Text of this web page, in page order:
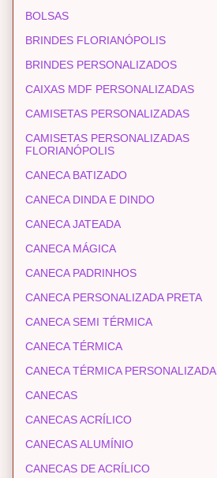
BOLSAS
BRINDES FLORIANÓPOLIS
BRINDES PERSONALIZADOS
CAIXAS MDF PERSONALIZADAS
CAMISETAS PERSONALIZADAS
CAMISETAS PERSONALIZADAS
FLORIANÓPOLIS
CANECA BATIZADO
CANECA DINDA E DINDO
CANECA JATEADA
CANECA MÁGICA
CANECA PADRINHOS
CANECA PERSONALIZADA PRETA
CANECA SEMI TÉRMICA
CANECA TÉRMICA
CANECA TÉRMICA PERSONALIZADA
CANECAS
CANECAS ACRÍLICO
CANECAS ALUMÍNIO
CANECAS DE ACRÍLICO